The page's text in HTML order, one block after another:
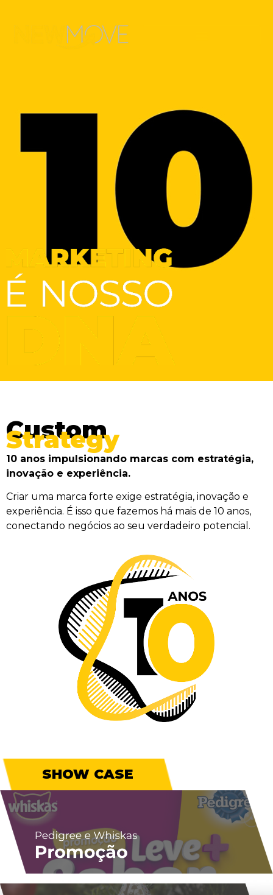
Custom
Strategy
10 anos impulsionando marcas com estratégia,
inovação e experiência.
Criar uma marca forte exige estratégia, inovação e
experiência. É isso que fazemos há mais de 10 anos,
conectando negócios ao seu verdadeiro potencial.
SHOW CASE